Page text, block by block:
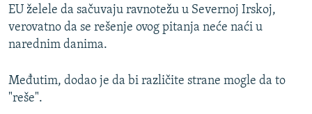
EU želele da sačuvaju ravnotežu u Severnoj Irskoj,
verovatno da se rešenje ovog pitanja neće naći u
narednim danima.
Međutim, dodao je da bi različite strane mogle da to
"reše".